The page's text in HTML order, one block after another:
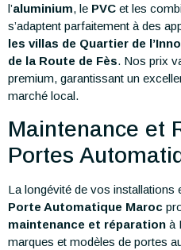
l’aluminium, le PVC et les
s’adaptent parfaitement à des
les villas de Quartier de
de la Route de Fès. Nos prix
premium, garantissant un
marché local.
Maintenance et
Portes
La longévité de vos installations
Porte Automatique Maroc
maintenance et réparation à
marques et modèles de portes